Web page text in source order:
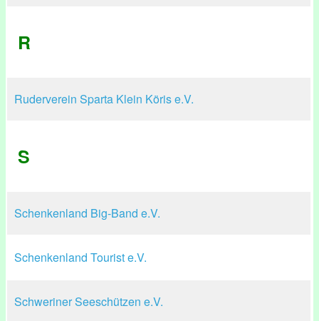
R
Ruderverein Sparta Klein Köris e.V.
S
Schenkenland Big-Band e.V.
Schenkenland Tourist e.V.
Schweriner Seeschützen e.V.